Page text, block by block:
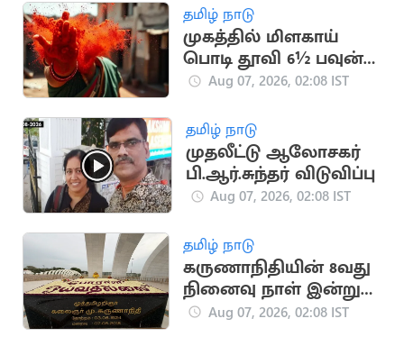
தமிழ் நாடு
முகத்தில் மிளகாய்
பொடி தூவி 6½ பவுன்
நகை பறிப்பு
Aug 07, 2026, 02:08 IST
தமிழ் நாடு
முதலீட்டு ஆலோசகர்
பி.ஆர்.சுந்தர் விடுவிப்பு
Aug 07, 2026, 02:08 IST
தமிழ் நாடு
கருணாநிதியின் 8வது
நினைவு நாள் இன்று
அனுசரிப்பு
Aug 07, 2026, 02:08 IST